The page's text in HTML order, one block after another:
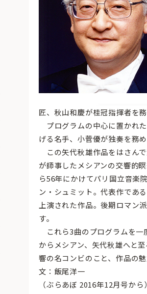
匠、秋山和慶が桂冠指揮者を
プログラムの中心に置かれ
げる名手、小菅優が独奏を務
この矢代秋雄作品をはさん
が師事したメシアンの交響的
ら56年にかけてパリ国立音楽
ン・シュミット。代表作であ
上演された作品。後期ロマン
す。
これら3曲のプログラムを一
からメシアン、矢代秋雄へと
響の名コンビのこと、作品の
文：飯尾洋一
（ぶらあぼ 2016年12月号から）